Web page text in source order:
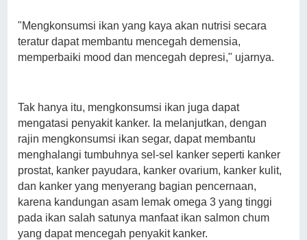
"Mengkonsumsi ikan yang kaya akan nutrisi secara
teratur dapat membantu mencegah demensia,
memperbaiki mood dan mencegah depresi," ujarnya.
Tak hanya itu, mengkonsumsi ikan juga dapat
mengatasi penyakit kanker. Ia melanjutkan, dengan
rajin mengkonsumsi ikan segar, dapat membantu
menghalangi tumbuhnya sel-sel kanker seperti kanker
prostat, kanker payudara, kanker ovarium, kanker kulit,
dan kanker yang menyerang bagian pencernaan,
karena kandungan asam lemak omega 3 yang tinggi
pada ikan salah satunya manfaat ikan salmon chum
yang dapat mencegah penyakit kanker.